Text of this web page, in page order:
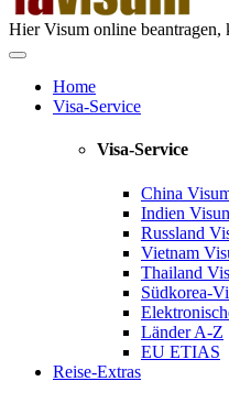
Hier Visum online beantragen,
Home
Visa-Service
Visa-Service
China
Indien
Russland
Vietnam
Thailand
Südkorea-
Länder A-Z
EU ETIAS
Reise-Extras